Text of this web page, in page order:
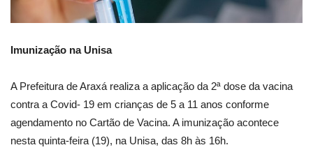
Imunização na Unisa
A Prefeitura de Araxá realiza a aplicação da 2ª dose da vacina
contra a Covid- 19 em crianças de 5 a 11 anos conforme
agendamento no Cartão de Vacina. A imunização acontece
nesta quinta-feira (19), na Unisa, das 8h às 16h.